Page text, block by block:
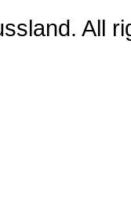
All